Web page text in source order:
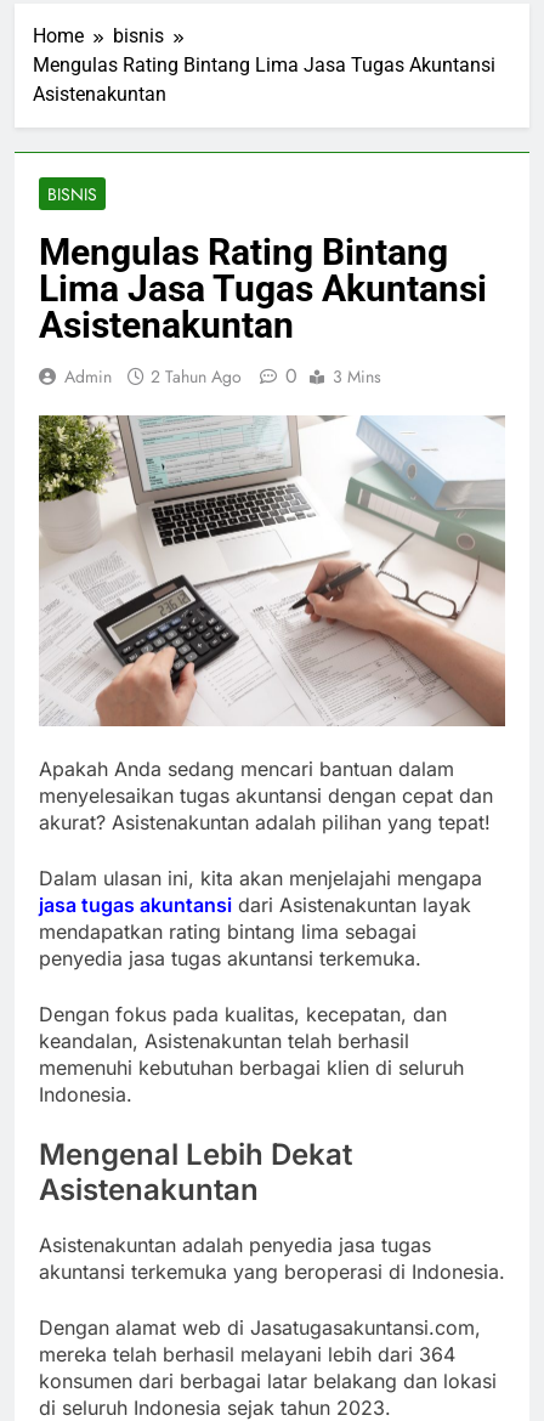
Home
bisnis
Mengulas Rating Bintang Lima Jasa Tugas Akuntansi
Asistenakuntan
BISNIS
Mengulas Rating Bintang
Lima Jasa Tugas Akuntansi
Asistenakuntan
Admin 2 Tahun Ago 0 3 Mins
Apakah Anda sedang mencari bantuan dalam
menyelesaikan tugas akuntansi dengan cepat dan
akurat? Asistenakuntan adalah pilihan yang tepat!
Dalam ulasan ini, kita akan menjelajahi mengapa
jasa tugas akuntansi dari Asistenakuntan layak
mendapatkan rating bintang lima sebagai
penyedia jasa tugas akuntansi terkemuka.
Dengan fokus pada kualitas, kecepatan, dan
keandalan, Asistenakuntan telah berhasil
memenuhi kebutuhan berbagai klien di seluruh
Indonesia.
Mengenal Lebih Dekat
Asistenakuntan
Asistenakuntan adalah penyedia jasa tugas
akuntansi terkemuka yang beroperasi di Indonesia.
Dengan alamat web di Jasatugasakuntansi.com,
mereka telah berhasil melayani lebih dari 364
konsumen dari berbagai latar belakang dan lokasi
di seluruh Indonesia sejak tahun 2023.